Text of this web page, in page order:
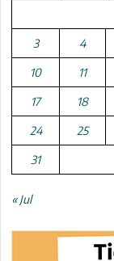
3 4
10 11
17 18
24 25
31
« Jul